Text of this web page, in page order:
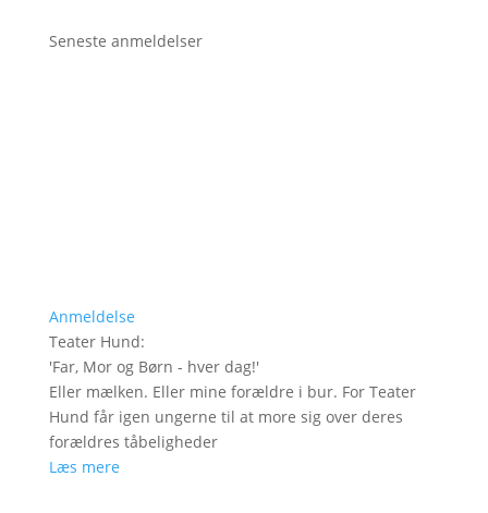
Seneste anmeldelser
Anmeldelse
Teater Hund:
'Far, Mor og Børn - hver dag!'
Eller mælken. Eller mine forældre i bur. For Teater
Hund får igen ungerne til at more sig over deres
forældres tåbeligheder
Læs mere